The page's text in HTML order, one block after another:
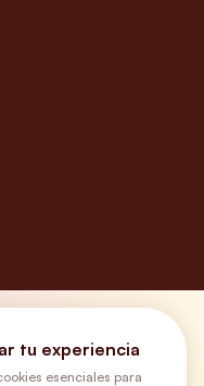
tu experiencia
esenciales para